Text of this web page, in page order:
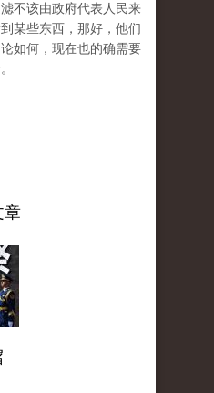
不该由政府代表人民来
某些东西，那好，他们
如何，现在也的确需要
章